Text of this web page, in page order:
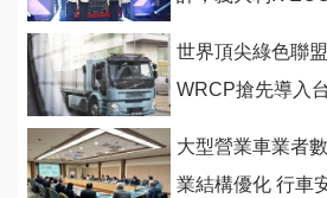
世界頂尖綠色聯
WRCP搶先導入
大型營業車業者
業結構優化 行車